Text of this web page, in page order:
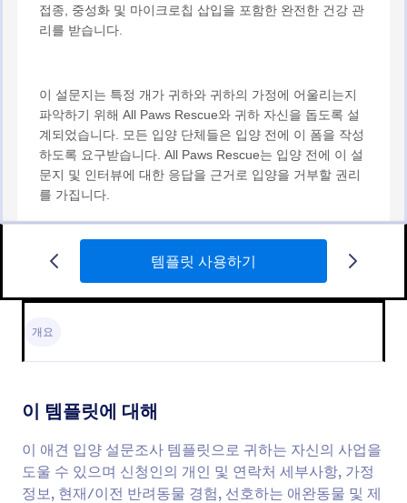
템플릿 사용하기
개요
이 템플릿에 대해
이 애견 입양 설문조사 템플릿으로 귀하는 자신의 사업을
도울 수 있으며 신청인의 개인 및 연락처 세부사항, 가정
정보, 현재/이전 반려동물 경험, 선호하는 애완동물 및 제
강아지 입양 신청
하는 사항들을 수집할 수 있게 합니다. 귀하는 많은
으며 웹사이트에 임베드 하거나 독립적인 폼으로도 사
용할 수 있습니다.
미리보기